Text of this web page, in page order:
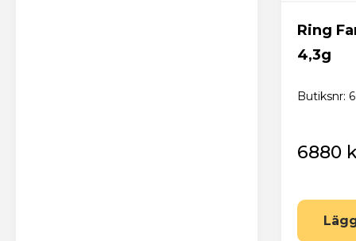
Ring
4,3g
Butiksnr:
6880